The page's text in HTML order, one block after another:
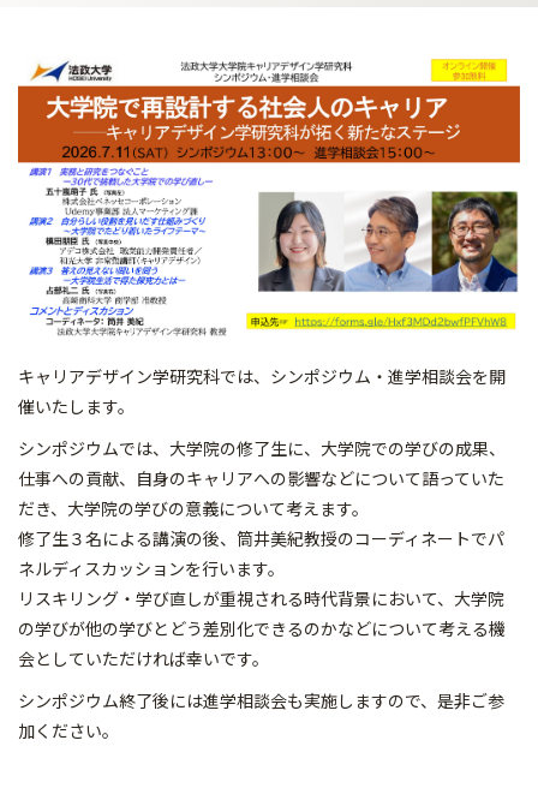
キャリアデザイン学研究科では、シンポジウム・進学相談会を開
催いたします。
シンポジウムでは、大学院の修了生に、大学院での学びの成果、
仕事への貢献、自身のキャリアへの影響などについて語っていた
だき、大学院の学びの意義について考えます。
修了生３名による講演の後、筒井美紀教授のコーディネートでパ
ネルディスカッションを行います。
リスキリング・学び直しが重視される時代背景において、大学院
の学びが他の学びとどう差別化できるのかなどについて考える機
会としていただければ幸いです。
シンポジウム終了後には進学相談会も実施しますので、是非ご参
加ください。